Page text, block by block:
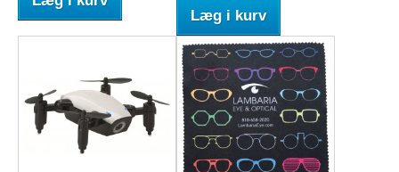
Læg i kurv